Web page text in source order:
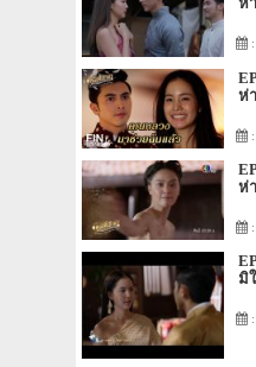
ห่
ห่
มิ